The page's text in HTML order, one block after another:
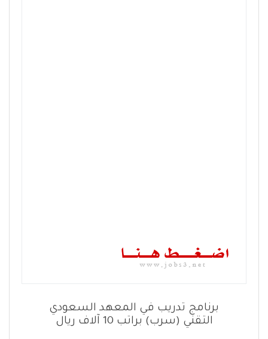
برنامج تدريب في المعهد السعودي
التقني (سرب) براتب 10 آلاف ريال